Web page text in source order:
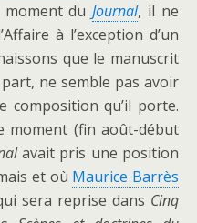
moment duJournal, il ne
à l’exception d’un
que le manuscrit
ne semble pas avoir
composition qu’il porte.
moment (fin août-début
avait pris une position
et où Maurice Barrès
sera reprise dans Cinq